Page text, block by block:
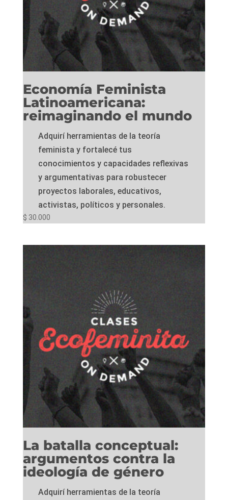
Economía Feminista
Latinoamericana:
reimaginando el mundo
Adquirí herramientas de la teoría
feminista y fortalecé tus
conocimientos y capacidades reflexivas
y argumentativas para robustecer
proyectos laborales, educativos,
activistas, políticos y personales.
$ 30.000
La batalla conceptual:
argumentos contra la
ideología de género
Adquirí herramientas de la teoría